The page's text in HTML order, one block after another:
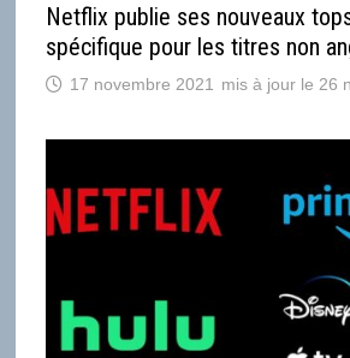
Netflix publie ses nouveaux
spécifique pour les titres non
17 novembre 2021 26